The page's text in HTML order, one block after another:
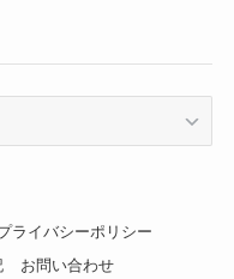
ライバシーポリシー
お問い合わせ